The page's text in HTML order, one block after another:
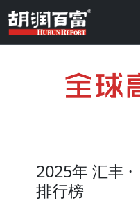
2025年 汇丰 ·
排行榜